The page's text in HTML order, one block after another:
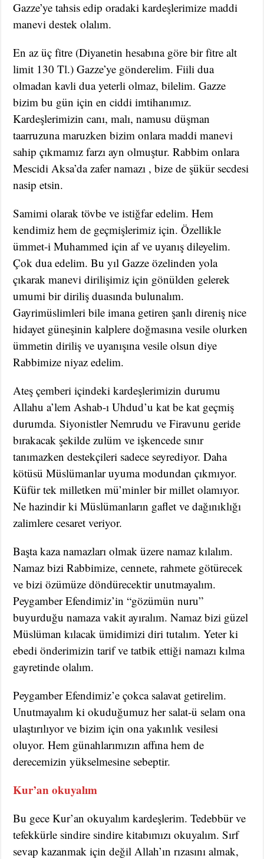
Gazze’ye tahsis edip oradaki kardeşlerimize maddi
manevi destek olalım.
En az üç fitre (Diyanetin hesabına göre bir fitre alt
limit 130 Tl.) Gazze’ye gönderelim. Fiili dua
olmadan kavli dua yeterli olmaz, bilelim. Gazze
bizim bu gün için en ciddi imtihanımız.
Kardeşlerimizin canı, malı, namusu düşman
taarruzuna maruzken bizim onlara maddi manevi
sahip çıkmamız farzı ayn olmuştur. Rabbim onlara
Mescidi Aksa’da zafer namazı , bize de şükür secdesi
nasip etsin.
Samimi olarak tövbe ve istiğfar edelim. Hem
kendimiz hem de geçmişlerimiz için. Özellikle
ümmet-i Muhammed için af ve uyanış dileyelim.
Çok dua edelim. Bu yıl Gazze özelinden yola
çıkarak manevi dirilişimiz için gönülden gelerek
umumi bir diriliş duasında bulunalım.
Gayrimüslimleri bile imana getiren şanlı direniş nice
hidayet güneşinin kalplere doğmasına vesile olurken
ümmetin diriliş ve uyanışına vesile olsun diye
Rabbimize niyaz edelim.
Ateş çemberi içindeki kardeşlerimizin durumu
Allahu a’lem Ashab-ı Uhdud’u kat be kat geçmiş
durumda. Siyonistler Nemrudu ve Firavunu geride
bırakacak şekilde zulüm ve işkencede sınır
tanımazken destekçileri sadece seyrediyor. Daha
kötüsü Müslümanlar uyuma modundan çıkmıyor.
Küfür tek milletken mü’minler bir millet olamıyor.
Ne hazindir ki Müslümanların gaflet ve dağınıklığı
zalimlere cesaret veriyor.
Başta kaza namazları olmak üzere namaz kılalım.
Namaz bizi Rabbimize, cennete, rahmete götürecek
ve bizi özümüze döndürecektir unutmayalım.
Peygamber Efendimiz’in “gözümün nuru”
buyurduğu namaza vakit ayıralım. Namaz bizi güzel
Müslüman kılacak ümidimizi diri tutalım. Yeter ki
ebedi önderimizin tarif ve tatbik ettiği namazı kılma
gayretinde olalım.
Peygamber Efendimiz’e çokca salavat getirelim.
Unutmayalım ki okuduğumuz her salat-ü selam ona
ulaştırılıyor ve bizim için ona yakınlık vesilesi
oluyor. Hem günahlarımızın affına hem de
derecemizin yükselmesine sebeptir.
Kur’an okuyalım
Bu gece Kur’an okuyalım kardeşlerim. Tedebbür ve
tefekkürle sindire sindire kitabımızı okuyalım. Sırf
sevap kazanmak için değil Allah’ın rızasını almak,